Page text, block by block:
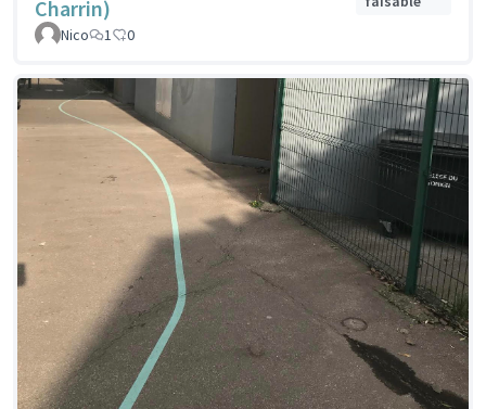
Charrin)
Nico
1 0